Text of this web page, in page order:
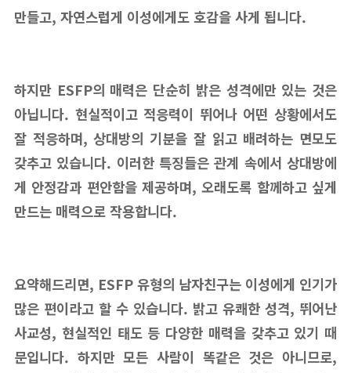
만들고, 자연스럽게 이성에게도 호감을 사게 됩니다.
하지만 ESFP의 매력은 단순히 밝은 성격에만 있는 것은
아닙니다. 현실적이고 적응력이 뛰어나 어떤 상황에서도
잘 적응하며, 상대방의 기분을 잘 읽고 배려하는 면모도
갖추고 있습니다. 이러한 특징들은 관계 속에서 상대방에
게 안정감과 편안함을 제공하며, 오래도록 함께하고 싶게
만드는 매력으로 작용합니다.
요약해드리면, ESFP 유형의 남자친구는 이성에게 인기가
많은 편이라고 할 수 있습니다. 밝고 유쾌한 성격, 뛰어난
사교성, 현실적인 태도 등 다양한 매력을 갖추고 있기 때
문입니다. 하지만 모든 사람이 똑같은 것은 아니므로,